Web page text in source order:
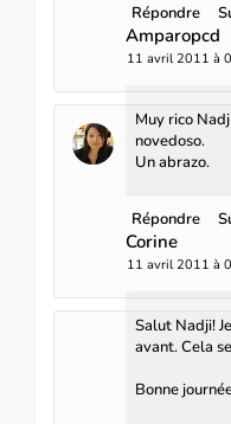
Répondre
Amparopcd
11 avril 2011 à
Muy rico
novedoso.
Un abrazo.
Répondre
Corine
11 avril 2011 à
Salut Nadji!
avant. Cela
Bonne